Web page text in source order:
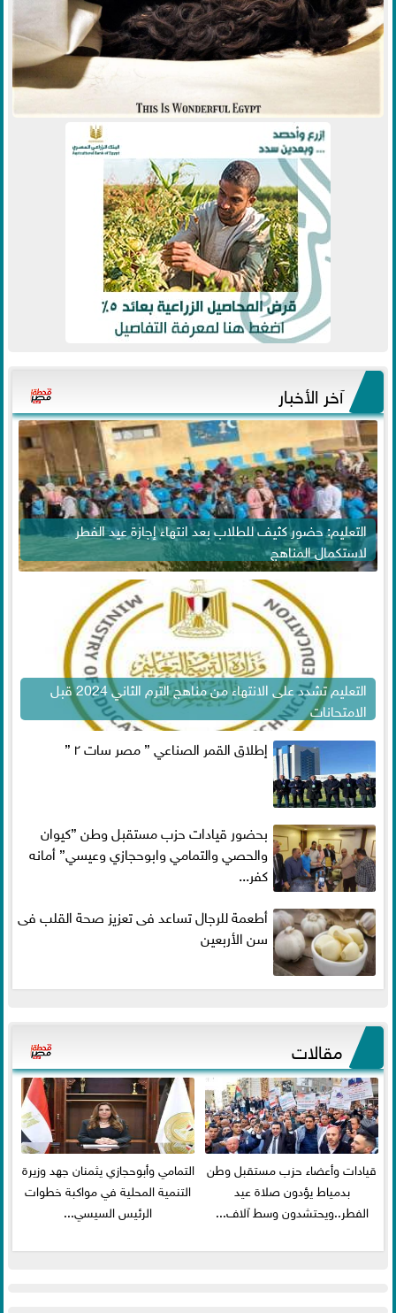
آخر الأخبار
التعليم: حضور كثيف للطلاب بعد انتهاء إجازة عيد الفطر
لاستكمال المناهج
التعليم تشدد على الانتهاء من مناهج الترم الثاني 2024 قبل
الامتحانات
إطلاق القمر الصناعي ” مصر سات ٢ ”
بحضور قيادات حزب مستقبل وطن ”كيوان
والحصي والتمامي وابوحجازي وعيسي” أمانه
كفر...
أطعمة للرجال تساعد فى تعزيز صحة القلب فى
سن الأربعين
مقالات
قيادات وأعضاء حزب مستقبل وطن
بدمياط يؤدون صلاة عيد
الفطر..ويحتشدون وسط آلاف...
التمامي وأبوحجازي يثمنان جهد وزيرة
التنمية المحلية في مواكبة خطوات
الرئيس السيسي...